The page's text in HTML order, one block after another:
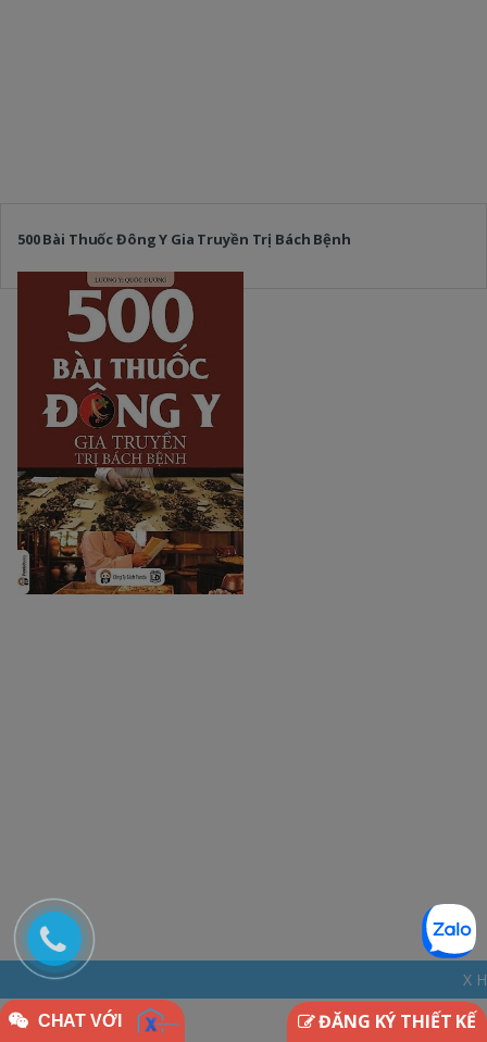
500 Bài Thuốc Đông Y Gia Truyền Trị Bách Bệnh
ĐĂNG KÝ THIẾT KẾ
CHAT VỚI
X HOME -